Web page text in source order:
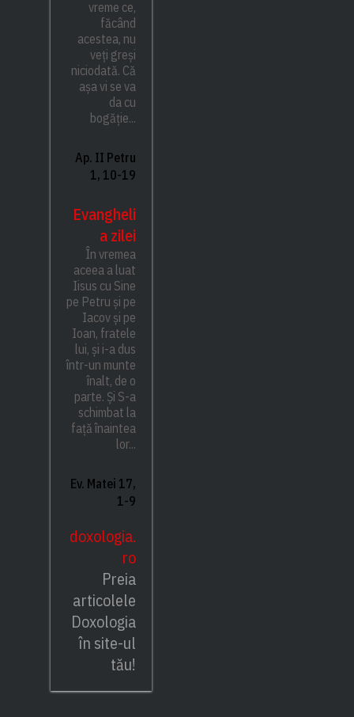
vreme ce,
făcând
acestea, nu
veți greși
niciodată. Că
așa vi se va
da cu
bogăție...
Ap. II Petru
1, 10-19
Evangheli
a zilei
În vremea
aceea a luat
Iisus cu Sine
pe Petru și pe
Iacov și pe
Ioan, fratele
lui, și i-a dus
într-un munte
înalt, de o
parte. Și S-a
schimbat la
față înaintea
lor...
Ev. Matei 17,
1-9
doxologia.
ro
Preia
articolele
Doxologia
în site-ul
tău!